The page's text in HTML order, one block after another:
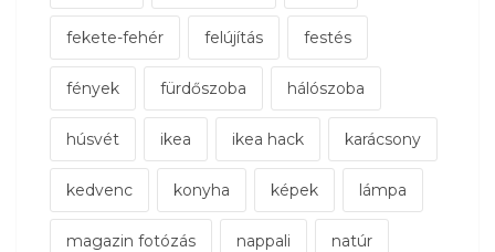
fekete-fehér felújítás festés
fények fürdőszoba hálószoba
húsvét ikea ikea hack karácsony
kedvenc konyha képek lámpa
magazin fotózás nappali natúr